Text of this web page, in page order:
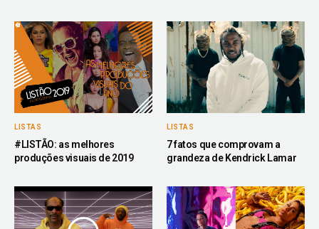
LISTAS
#LISTÃO: as melhores
produções visuais de 2019
LISTAS
7 fatos que comprovam a
grandeza de Kendrick Lamar